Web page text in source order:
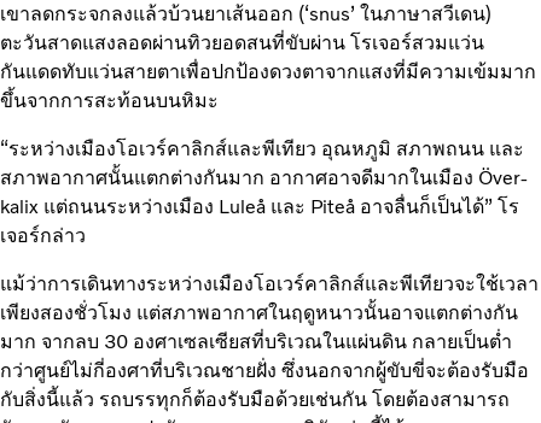
เขาลดกระจกลงแล้วบ้วนยาเส้นออก (‘snus’ ในภาษาสวีเดน)
ตะวันสาดแสงลอดผ่านทิวยอดสนที่ขับผ่าน โรเจอร์สวมแว่น
กันแดดทับแว่นสายตาเพื่อปกป้องดวงตาจากแสงที่มีความเข้มมาก
ขึ้นจากการสะท้อนบนหิมะ
“ระหว่างเมืองโอเวร์คาลิกส์และพีเทียว อุณหภูมิ สภาพถนน และ
สภาพอากาศนั้นแตกต่างกันมาก อากาศอาจดีมากในเมือง Över­
kalix แต่ถนนระหว่างเมือง Luleå และ Piteå อาจลื่นก็เป็นได้” โร
เจอร์กล่าว
แม้ว่าการเดินทางระหว่างเมืองโอเวร์คาลิกส์และพีเทียวจะใช้เวลา
เพียงสองชั่วโมง แต่สภาพอากาศในฤดูหนาวนั้นอาจแตกต่างกัน
มาก จากลบ 30 องศาเซลเซียสที่บริเวณในแผ่นดิน กลายเป็นต่ำ
กว่าศูนย์ไม่กี่องศาที่บริเวณชายฝั่ง ซึ่งนอกจากผู้ขับขี่จะต้องรับมือ
กับสิ่งนี้แล้ว รถบรรทุกก็ต้องรับมือด้วยเช่นกัน โดยต้องสามารถ